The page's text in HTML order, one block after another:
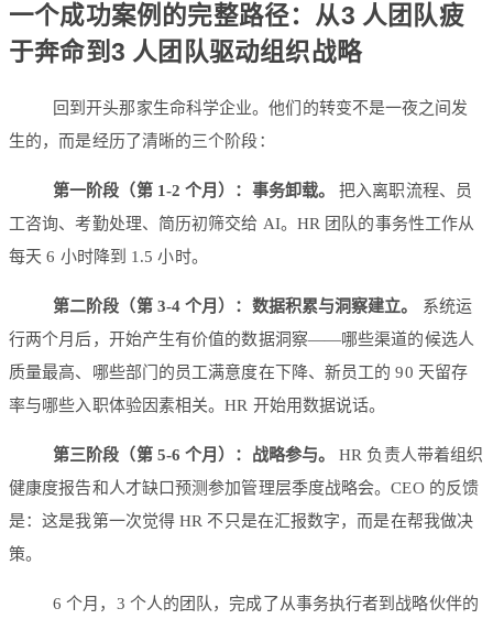
一个成功案例的完整路径：从3 人团队疲
于奔命到3 人团队驱动组织战略
回到开头那家生命科学企业。他们的转变不是一夜之间发
生的，而是经历了清晰的三个阶段：
第一阶段（第 1-2 个月）：事务卸载。
把入离职流程、员
工咨询、考勤处理、简历初筛交给 AI。HR 团队的事务性工作从
每天 6 小时降到 1.5 小时。
第二阶段（第 3-4 个月）：数据积累与洞察建立。
系统运
行两个月后，开始产生有价值的数据洞察——哪些渠道的候选人
质量最高、哪些部门的员工满意度在下降、新员工的 90 天留存
率与哪些入职体验因素相关。HR 开始用数据说话。
第三阶段（第 5-6 个月）：战略参与。
HR 负责人带着组织
健康度报告和人才缺口预测参加管理层季度战略会。CEO 的反馈
是：这是我第一次觉得 HR 不只是在汇报数字，而是在帮我做决
策。
6 个月，3 个人的团队，完成了从事务执行者到战略伙伴的